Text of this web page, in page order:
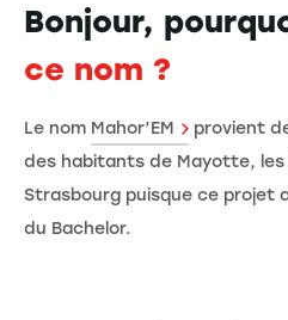
Bonjour,
ce nom ?
Le nom Mahor’EM
provient
des habitants de Mayotte, les
Strasbourg puisque ce projet
du Bachelor.